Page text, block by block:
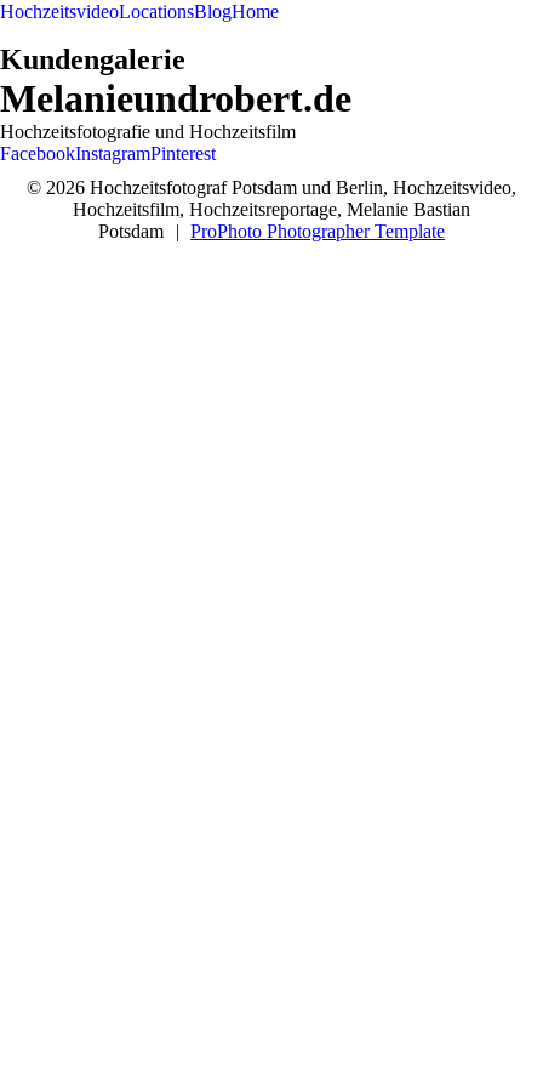
HochzeitsvideoLocationsBlogHome
Kundengalerie
Melanieundrobert.de
Hochzeitsfotografie und Hochzeitsfilm
FacebookInstagramPinterest
© 2026 Hochzeitsfotograf Potsdam und Berlin, Hochzeitsvideo,
Hochzeitsfilm, Hochzeitsreportage, Melanie Bastian
Potsdam
| ProPhoto Photographer Template